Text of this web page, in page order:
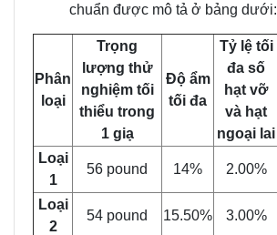
chuẩn được mô tả ở bảng dưới:
Phân
loại
Trọng
lượng thử
nghiệm tối
thiểu trong
1 giạ
Độ ẩm
tối đa
Tỷ lệ tối
đa số
hạt vỡ
và hạt
ngoại lai
Loại
1
56 pound 14% 2.00%
Loại
2
54 pound 15.50% 3.00%